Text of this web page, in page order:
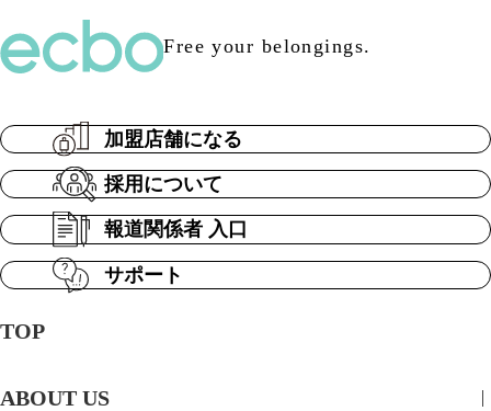
Free your belongings.
TOP
ABOUT US
加盟店舗になる
採用について
報道関係者 入口
サポート